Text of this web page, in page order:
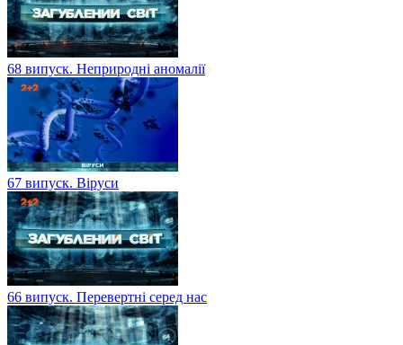
68 випуск. Неприродні аномалії
67 випуск. Віруси
66 випуск. Перевертні серед нас